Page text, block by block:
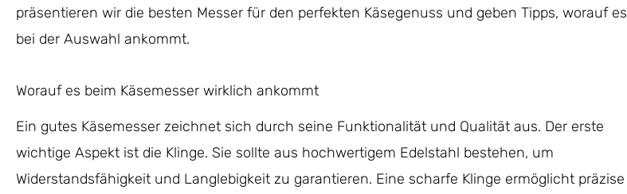
präsentieren wir die besten Messer für den perfekten Käsegenuss und geben Tipps, worauf es
bei der Auswahl ankommt.
Worauf es beim Käsemesser wirklich ankommt
Ein gutes Käsemesser zeichnet sich durch seine Funktionalität und Qualität aus. Der erste
wichtige Aspekt ist die Klinge. Sie sollte aus hochwertigem Edelstahl bestehen, um
Widerstandsfähigkeit und Langlebigkeit zu garantieren. Eine scharfe Klinge ermöglicht präzise